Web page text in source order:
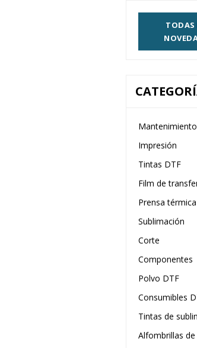
TODAS
Mantenimiento
Impresión
Tintas DTF
Film de
Prensa térmica
Sublimación
Corte
Componentes
Polvo DTF
Consumibles
Tintas de
Alfombrillas